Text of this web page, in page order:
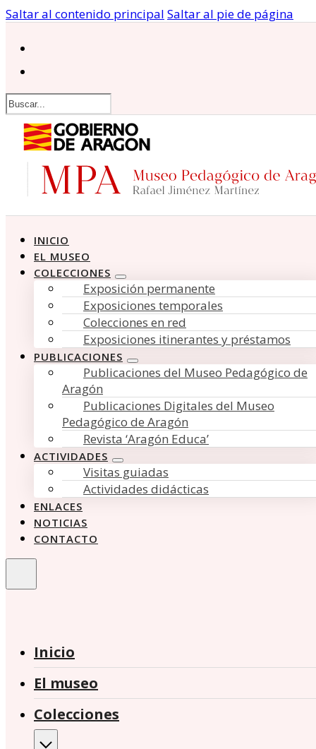
Saltar al contenido principal Saltar al pie de página
Buscar
INICIO
EL MUSEO
COLECCIONES
Exposición permanente
Exposiciones temporales
Colecciones en red
Exposiciones itinerantes y préstamos
PUBLICACIONES
Publicaciones del Museo Pedagógico de
Aragón
Publicaciones Digitales del Museo
Pedagógico de Aragón
Revista ‘Aragón Educa’
ACTIVIDADES
Visitas guiadas
Actividades didácticas
ENLACES
NOTICIAS
CONTACTO
Inicio
El museo
Colecciones